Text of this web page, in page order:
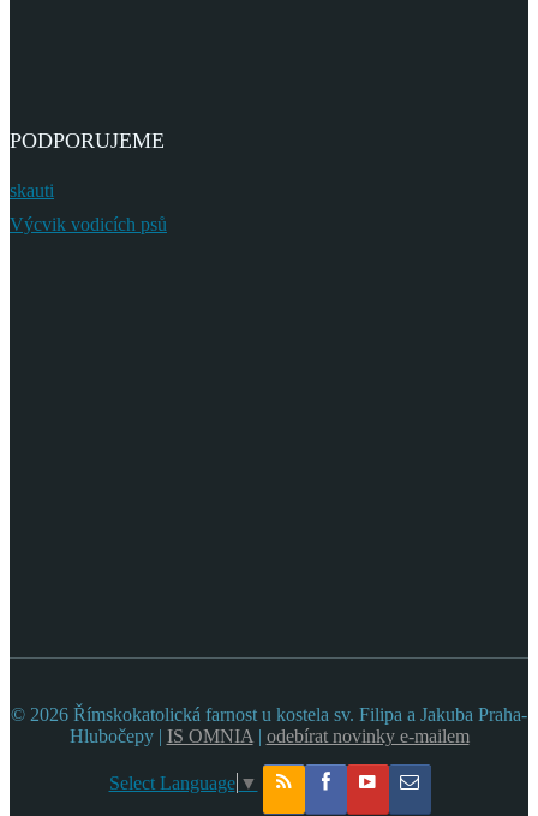
PODPORUJEME
skauti
Výcvik vodicích psů
© 2026 Římskokatolická farnost u kostela sv. Filipa a Jakuba Praha-
Hlubočepy | IS OMNIA | odebírat novinky e-mailem
Select Language ▼